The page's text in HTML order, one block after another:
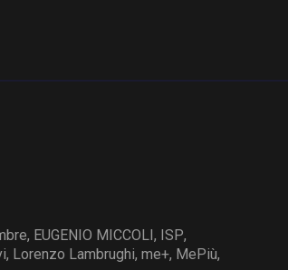
, EUGENIO MICCOLI , ISP,
, Lorenzo Lambrughi, me+, MePiù,